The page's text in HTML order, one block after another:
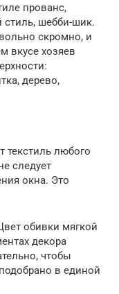
прованс,
стиль, шебби-шик.
скромно, и
вкусе хозяев
дерево,
текстиль любого
следует
окна. Это
обивки мягкой
декора
чтобы
в единой